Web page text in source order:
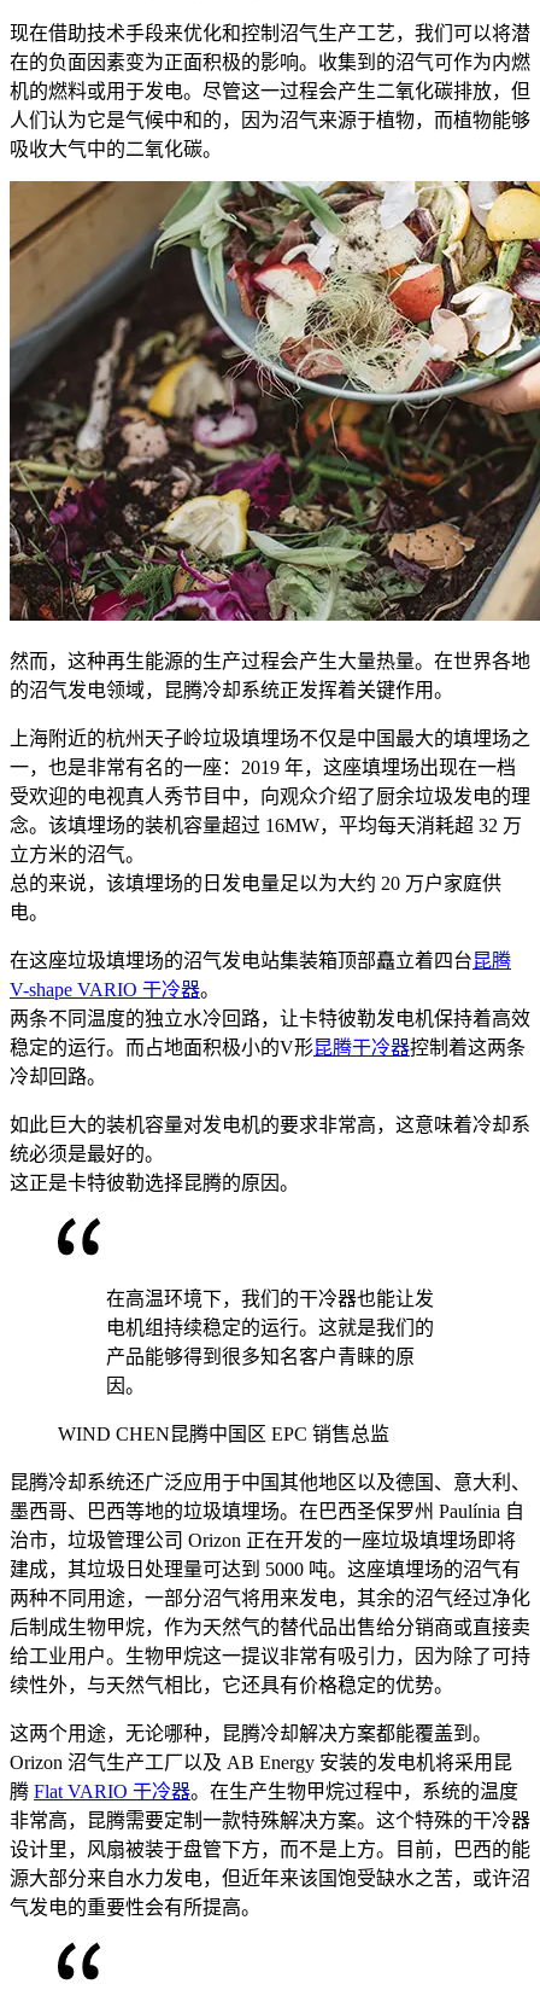
现在借助技术手段来优化和控制沼气生产工艺，我们可以将潜
在的负面因素变为正面积极的影响。收集到的沼气可作为内燃
机的燃料或用于发电。尽管这一过程会产生二氧化碳排放，但
人们认为它是气候中和的，因为沼气来源于植物，而植物能够
吸收大气中的二氧化碳。
然而，这种再生能源的生产过程会产生大量热量。在世界各地
的沼气发电领域，昆腾冷却系统正发挥着关键作用。
上海附近的杭州天子岭垃圾填埋场不仅是中国最大的填埋场之
一，也是非常有名的一座：2019 年，这座填埋场出现在一档
受欢迎的电视真人秀节目中，向观众介绍了厨余垃圾发电的理
念。该填埋场的装机容量超过 16MW，平均每天消耗超 32 万
立方米的沼气。
总的来说，该填埋场的日发电量足以为大约 20 万户家庭供
电。
在这座垃圾填埋场的沼气发电站集装箱顶部矗立着四台昆腾
V-shape VARIO 干冷器。
两条不同温度的独立水冷回路，让卡特彼勒发电机保持着高效
稳定的运行。而占地面积极小的V形昆腾干冷器控制着这两条
冷却回路。
如此巨大的装机容量对发电机的要求非常高，这意味着冷却系
统必须是最好的。
这正是卡特彼勒选择昆腾的原因。
在高温环境下，我们的干冷器也能让发
电机组持续稳定的运行。这就是我们的
产品能够得到很多知名客户青睐的原
因。
WIND CHEN昆腾中国区 EPC 销售总监
昆腾冷却系统还广泛应用于中国其他地区以及德国、意大利、
墨西哥、巴西等地的垃圾填埋场。在巴西圣保罗州 Paulínia 自
治市，垃圾管理公司 Orizon 正在开发的一座垃圾填埋场即将
建成，其垃圾日处理量可达到 5000 吨。这座填埋场的沼气有
两种不同用途，一部分沼气将用来发电，其余的沼气经过净化
后制成生物甲烷，作为天然气的替代品出售给分销商或直接卖
给工业用户。生物甲烷这一提议非常有吸引力，因为除了可持
续性外，与天然气相比，它还具有价格稳定的优势。
这两个用途，无论哪种，昆腾冷却解决方案都能覆盖到。
Orizon 沼气生产工厂以及 AB Energy 安装的发电机将采用昆
腾 Flat VARIO 干冷器。在生产生物甲烷过程中，系统的温度
非常高，昆腾需要定制一款特殊解决方案。这个特殊的干冷器
设计里，风扇被装于盘管下方，而不是上方。目前，巴西的能
源大部分来自水力发电，但近年来该国饱受缺水之苦，或许沼
气发电的重要性会有所提高。